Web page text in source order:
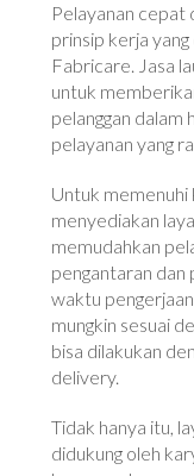
Pelayanan cepat
prinsip kerja
Fabricare. Jasa
untuk
pelanggan dalam
pelayanan yang
Untuk memenuhi
menyediakan
memudahkan
pengantaran dan
waktu
mungkin sesuai
bisa dilakukan
delivery.
Tidak hanya itu,
didukung oleh